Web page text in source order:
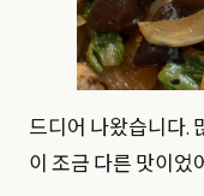
드디어 나왔습니다.
이 조금 다른 맛이었